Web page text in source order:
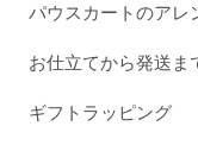
パウスカートのアレ
お仕立てから発送ま
ギフトラッピング